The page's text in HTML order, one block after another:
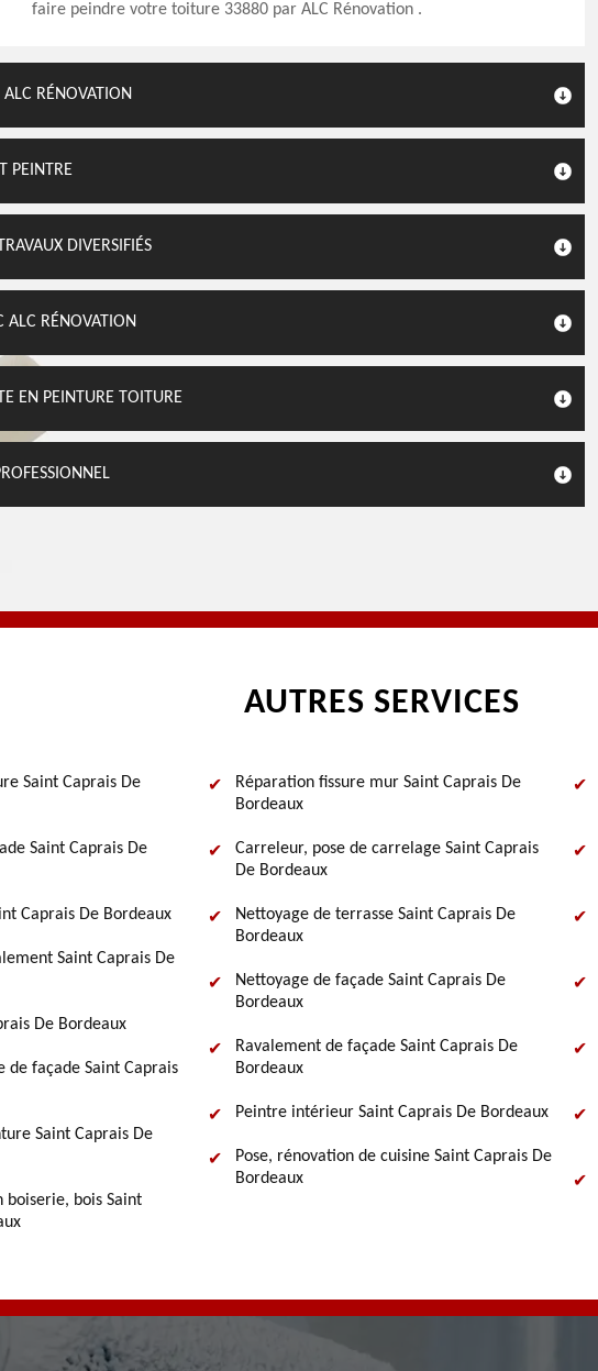
faire peindre votre toiture 33880 par ALC Rénovation .
RÉNOVATION
PEINTRE
DIVERSIFIÉS
ALC RÉNOVATION
EN PEINTURE TOITURE
AUTRES SERVICES
Saint Caprais De
Saint Caprais De
Caprais De Bordeaux
Saint Caprais De
De Bordeaux
de façade Saint Caprais
Saint Caprais De
boiserie, bois Saint
Réparation fissure mur Saint Caprais De
Bordeaux
Carreleur, pose de carrelage Saint Caprais
De Bordeaux
Nettoyage de terrasse Saint Caprais De
Bordeaux
Nettoyage de façade Saint Caprais De
Bordeaux
Ravalement de façade Saint Caprais De
Bordeaux
Peintre intérieur Saint Caprais De Bordeaux
Pose, rénovation de cuisine Saint Caprais De
Bordeaux